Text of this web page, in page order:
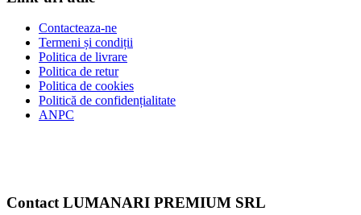
în
pagina
Contacteaza-ne
Termeni și condiții
Politica de livrare
Politica de retur
Politica de cookies
Politică de confidențialitate
ANPC
Contact LUMANARI PREMIUM SRL